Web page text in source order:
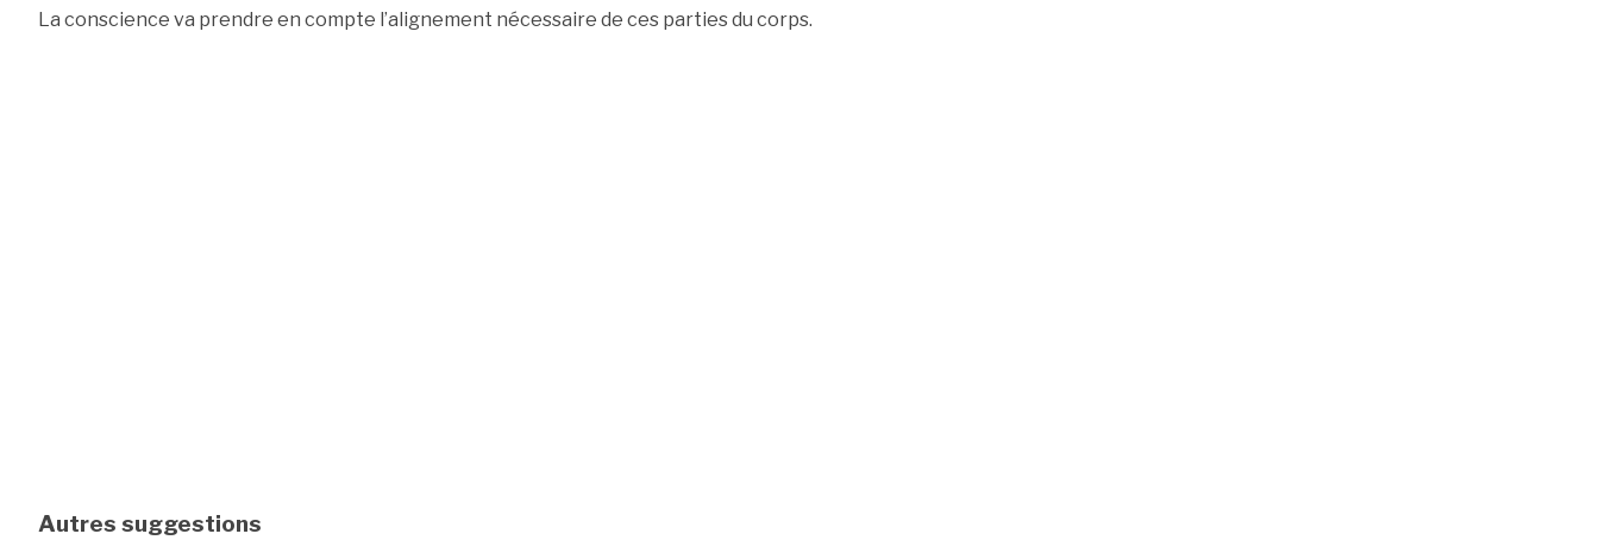
La conscience va prendre en compte l’alignement nécessaire de ces parties du corps.
Autres suggestions